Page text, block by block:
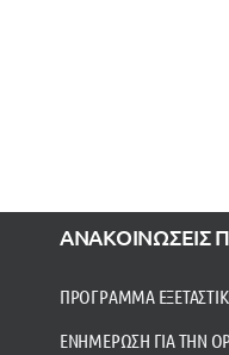
ΑΝΑΚΟΙΝΩΣΕΙΣ
ΠΡΟΓΡΑΜΜΑ
ΕΝΗΜΕΡΩΣΗ ΓΙΑ ΤΗΝ